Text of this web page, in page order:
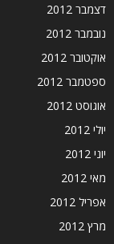
דצמבר 2012
נובמבר 2012
אוקטובר 2012
ספטמבר 2012
אוגוסט 2012
יולי 2012
יוני 2012
מאי 2012
אפריל 2012
מרץ 2012